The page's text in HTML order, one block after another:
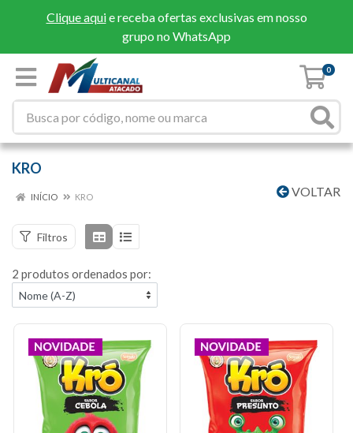
Clique aquie receba ofertas exclusivas em nosso
grupo no WhatsApp
0
KRO
VOLTAR
INÍCIO KRO
Filtros
2 produtos ordenados por: